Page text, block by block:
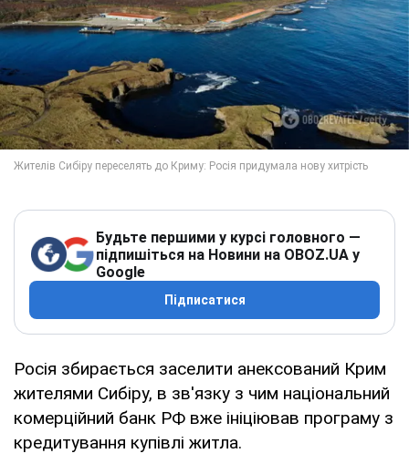
Будьте першими у курсі головного —
підпишіться на Новини на OBOZ.UA у
Google
Підписатися
Росія збирається заселити анексований Крим
жителями Сибіру, в зв'язку з чим національний
комерційний банк РФ вже ініціював програму з
кредитування купівлі житла.